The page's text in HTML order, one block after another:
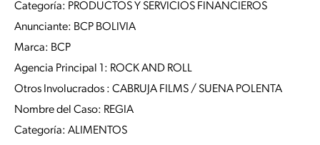
Categoría: PRODUCTOS Y SERVICIOS FINANCIEROS
Anunciante: BCP BOLIVIA
Marca: BCP
Agencia Principal 1: ROCK AND ROLL
Otros Involucrados : CABRUJA FILMS / SUENA POLENTA
Nombre del Caso: REGIA
Categoría: ALIMENTOS